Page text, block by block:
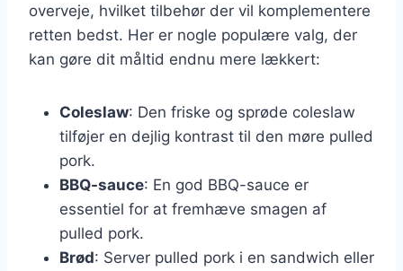
overveje, hvilket tilbehør der vil komplementere
retten bedst. Her er nogle populære valg, der
kan gøre dit måltid endnu mere lækkert:
Coleslaw: Den friske og sprøde coleslaw
tilføjer en dejlig kontrast til den møre pulled
pork.
BBQ-sauce: En god BBQ-sauce er
essentiel for at fremhæve smagen af
pulled pork.
Brød: Server pulled pork i en sandwich eller